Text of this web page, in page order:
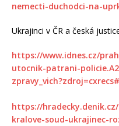
nemecti-duchodci-na-
Ukrajinci v ČR a česká
https://www.idnes.cz/
utocnik-patrani-
https://
kralove-soud-ukrajinec-